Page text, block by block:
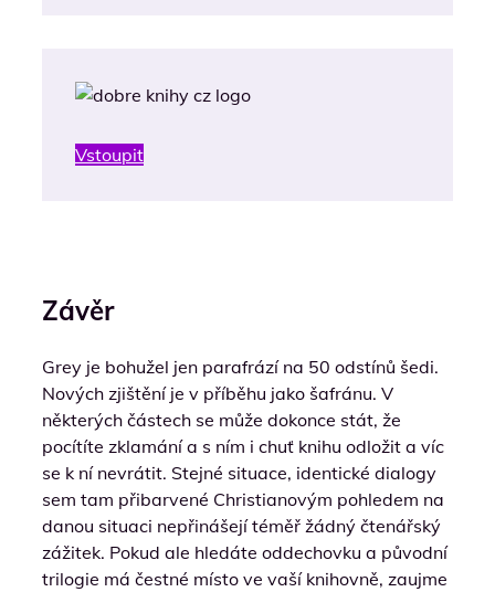
Vstoupit
Závěr
Grey je bohužel jen parafrází na 50 odstínů šedi.
Nových zjištění je v příběhu jako šafránu. V
některých částech se může dokonce stát, že
pocítíte zklamání a s ním i chuť knihu odložit a víc
se k ní nevrátit. Stejné situace, identické dialogy
sem tam přibarvené Christianovým pohledem na
danou situaci nepřinášejí téměř žádný čtenářský
zážitek. Pokud ale hledáte oddechovku a původní
trilogie má čestné místo ve vaší knihovně, zaujme